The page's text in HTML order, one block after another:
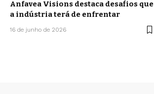
Anfavea Visions destaca desafios que
a indústria terá de enfrentar
16 de junho de 2026